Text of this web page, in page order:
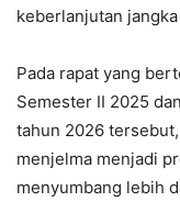
keberlanjutan
Pada rapat yang
Semester II 2025
tahun 2026
menjelma menjadi
menyumbang lebih